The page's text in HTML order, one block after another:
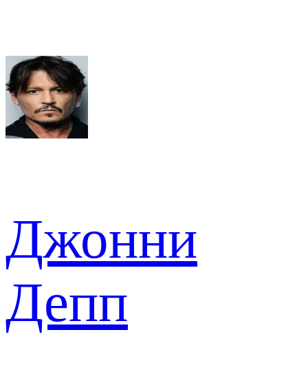
Джонни
Депп